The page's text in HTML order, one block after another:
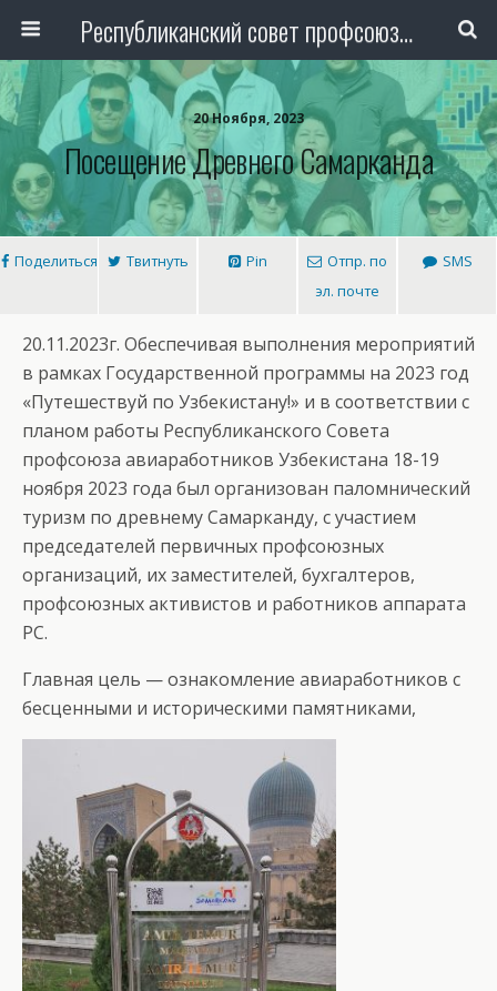
Республиканский совет профсоюза авиаработников Узбекистана
20 Ноября, 2023
Посещение Древнего Самарканда
Поделиться Твитнуть Pin
Отпр. по
эл. почте
SMS
20.11.2023г. Обеспечивая выполнения мероприятий
в рамках Государственной программы на 2023 год
«Путешествуй по Узбекистану!» и в соответствии с
планом работы Республиканского Совета
профсоюза авиаработников Узбекистана 18-19
ноября 2023 года был организован паломнический
туризм по древнему Самарканду, с участием
председателей первичных профсоюзных
организаций, их заместителей, бухгалтеров,
профсоюзных активистов и работников аппарата
РС.
Главная цель — ознакомление авиаработников с
бесценными и историческими памятниками,